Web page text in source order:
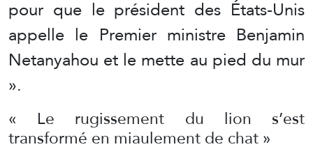
pour que le président des États-Unis
appelle le Premier ministre Benjamin
Netanyahou et le mette au pied du mur
».
« Le rugissement du lion s’est
transformé en miaulement de chat »